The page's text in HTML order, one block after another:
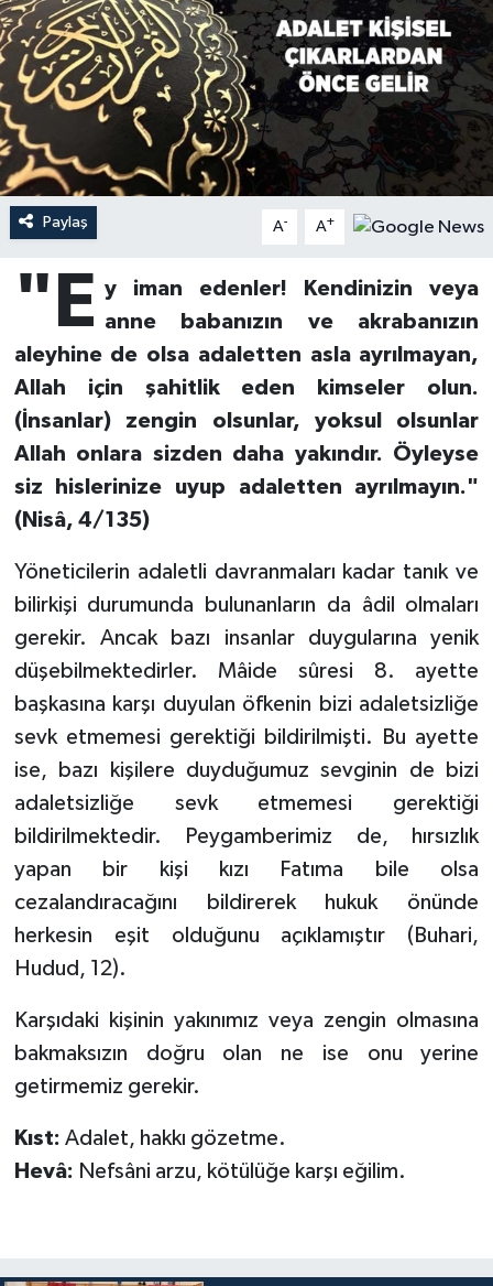
Paylaş A- A+
"E y iman edenler! Kendinizin veya
anne babanızın ve akrabanızın
aleyhine de olsa adaletten asla ayrılmayan,
Allah için şahitlik eden kimseler olun.
(İnsanlar) zengin olsunlar, yoksul olsunlar
Allah onlara sizden daha yakındır. Öyleyse
siz hislerinize uyup adaletten ayrılmayın."
(Nisâ, 4/135)
Yöneticilerin adaletli davranmaları kadar tanık ve
bilirkişi durumunda bulunanların da âdil olmaları
gerekir. Ancak bazı insanlar duygularına yenik
düşebilmektedirler. Mâide sûresi 8. ayette
başkasına karşı duyulan öfkenin bizi adaletsizliğe
sevk etmemesi gerektiği bildirilmişti. Bu ayette
ise, bazı kişilere duyduğumuz sevginin de bizi
adaletsizliğe sevk etmemesi gerektiği
bildirilmektedir. Peygamberimiz de, hırsızlık
yapan bir kişi kızı Fatıma bile olsa
cezalandıracağını bildirerek hukuk önünde
herkesin eşit olduğunu açıklamıştır (Buhari,
Hudud, 12).
Karşıdaki kişinin yakınımız veya zengin olmasına
bakmaksızın doğru olan ne ise onu yerine
getirmemiz gerekir.
Kıst: Adalet, hakkı gözetme.
Hevâ: Nefsâni arzu, kötülüğe karşı eğilim.
Ardahan Müftülüğü
Artvin Müftülüğü
Aydın Müftülüğü
Balıkesir Müftülüğü
Batman Müftülüğü
Bayburt Müftülüğü
Bilecik Müftülüğü
Bingöl Müftülüğü
Bolu Müftülüğü
Bursa Müftülüğü
Çanakkale Müftülüğü
Çankırı Müftülüğü
Çorum Müftülüğü
Denizli Müftülüğü
Düzce Müftülüğü
Elazığ Müftülüğü
Erzurum Müftülüğü
Kudüs
Kurban
Mukabele
Peygamberimizin Hayatı
Sahabeler
Zekat
Hutbeler
DİYANET AKADEMİ
DİYANET GENÇLİK
DİYANET RADYO/TV
Dünya
Eğitim
Kültür-Sanat
Aile
Makaleler
Duyurular
Podcast
Bilim, Teknoloji
Biyografiler
Diyanet TV
YAŞAM